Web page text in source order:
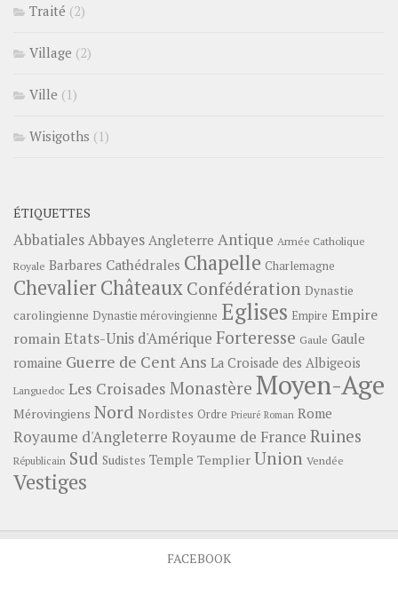
Traité (2)
Village (2)
Ville (1)
Wisigoths (1)
ÉTIQUETTES
Abbatiales Abbayes Angleterre Antique Armée Catholique
Royale Barbares Cathédrales Chapelle Charlemagne
ChevalierChâteauxConfédération Dynastie
carolingienne Dynastie mérovingienne Eglises Empire Empire
romainEtats-Unis d'Amérique Forteresse Gaule Gaule
romaine Guerre de Cent Ans La Croisade des Albigeois
Languedoc Les Croisades Monastère Moyen-Age
Mérovingiens Nord Nordistes Ordre Prieuré Roman Rome
Royaume d'Angleterre Royaume de France Ruines
Républicain Sud Sudistes Temple Templier Union Vendée
Vestiges
FACEBOOK